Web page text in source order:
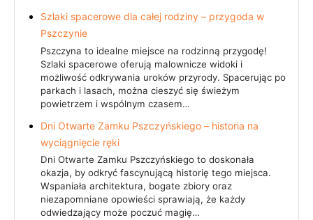
Szlaki spacerowe dla całej rodziny – przygoda w
Pszczynie
Pszczyna to idealne miejsce na rodzinną przygodę!
Szlaki spacerowe oferują malownicze widoki i
możliwość odkrywania uroków przyrody. Spacerując po
parkach i lasach, można cieszyć się świeżym
powietrzem i wspólnym czasem…
Dni Otwarte Zamku Pszczyńskiego – historia na
wyciągnięcie ręki
Dni Otwarte Zamku Pszczyńskiego to doskonała
okazja, by odkryć fascynującą historię tego miejsca.
Wspaniała architektura, bogate zbiory oraz
niezapomniane opowieści sprawiają, że każdy
odwiedzający może poczuć magię…